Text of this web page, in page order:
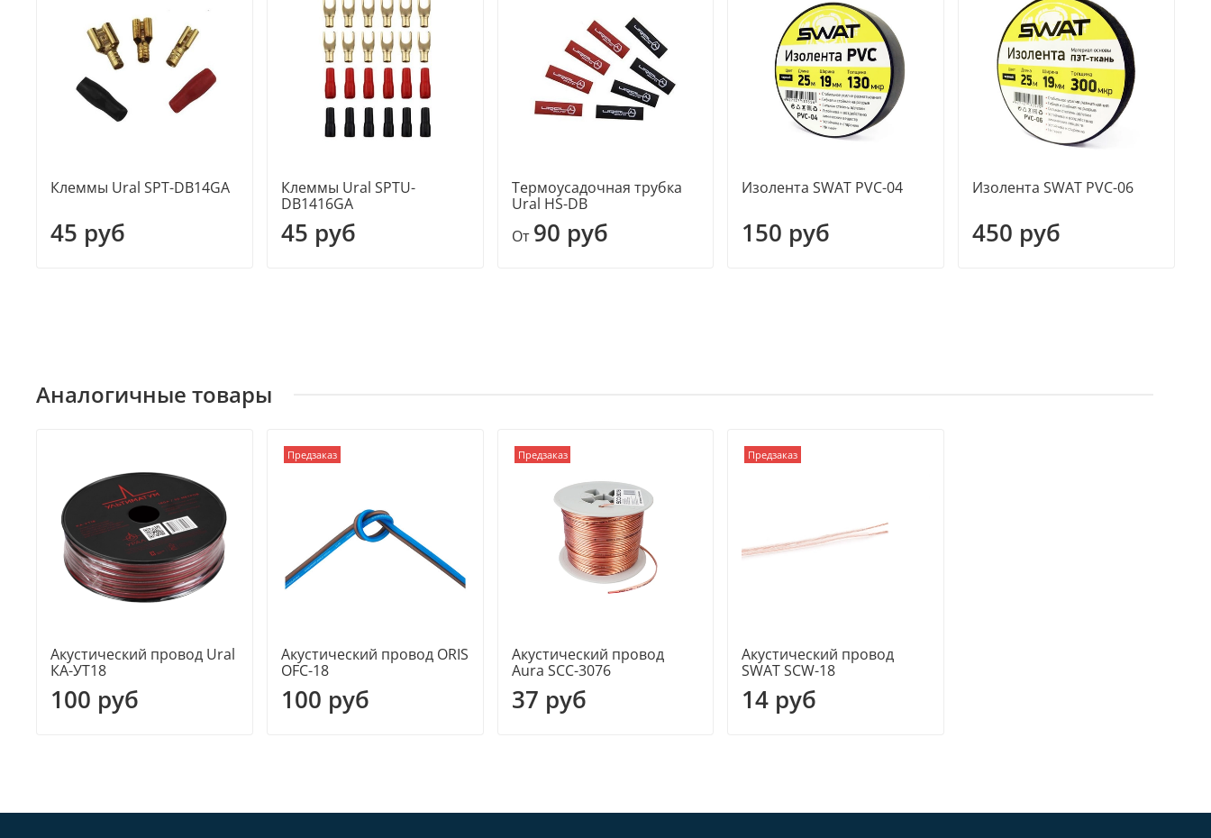
Клеммы Ural SPT-DB14GA
45 руб
Клеммы Ural SPTU-
DB1416GA
45 руб
Термоусадочная трубка
Ural HS-DB
От 90 руб
Изолента SWAT PVC-04
150 руб
Изолента SWAT PVC-06
450 руб
Аналогичные товары
Акустический провод Ural
КА-УТ18
100 руб
Предзаказ
Акустический провод ORIS
OFC-18
100 руб
Предзаказ
Акустический провод
Aura SCC-3076
37 руб
Предзаказ
Акустический провод
SWAT SCW-18
14 руб